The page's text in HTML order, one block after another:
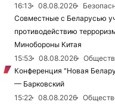
16:13
08.08.2026
Совместные с Беларусью
противодействию
Минобороны Китая
15:53
08.08.2026
Конференция "Новая
— Барковский
15:22
08.08.2026